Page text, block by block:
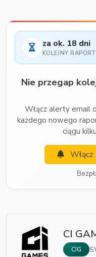
za ok. 18 dni
KOLEJNY
Nie przegap
Włącz alerty email
każdego nowego
ciągu
CI
CIG